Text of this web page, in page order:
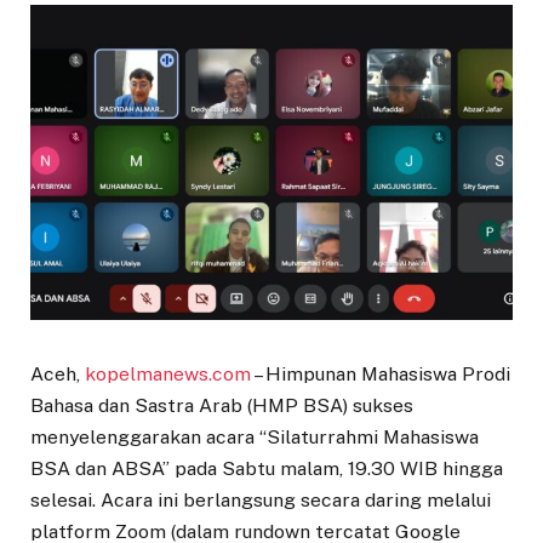
Aceh, kopelmanews.com– Himpunan Mahasiswa Prodi
Bahasa dan Sastra Arab (HMP BSA) sukses
menyelenggarakan acara “Silaturrahmi Mahasiswa
BSA dan ABSA” pada Sabtu malam, 19.30 WIB hingga
selesai. Acara ini berlangsung secara daring melalui
platform Zoom (dalam rundown tercatat Google